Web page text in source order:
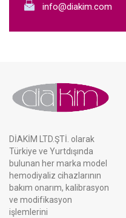
info@diakim.com
DİAKİM LTD.ŞTİ. olarak
Türkiye ve Yurtdışında
bulunan her marka model
hemodiyaliz cihazlarının
bakım onarım, kalibrasyon
ve modifikasyon
işlemlerini